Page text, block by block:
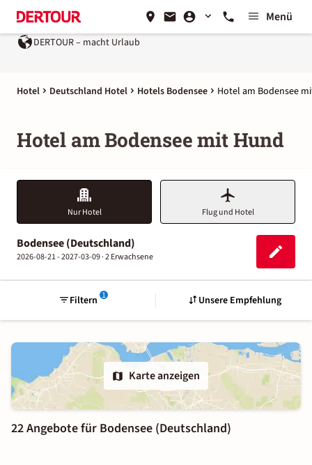
Menü
Urlaub Ein Unternehmen der
Hotel Deutschland Hotel Hotels Bodensee Hotel am Bodensee
Hotel am Bodensee mit Hund
Nur Hotel Flug und Hotel
Bodensee (Deutschland)
2026-08-21 - 2027-03-09 ·2 Erwachsene
1
Filtern Unsere Empfehlung
Karte anzeigen
22 Angebote für Bodensee (Deutschland)